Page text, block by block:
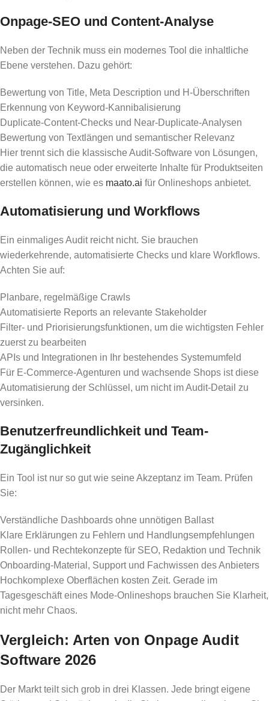
Onpage-SEO und Content-Analyse
Neben der Technik muss ein modernes Tool die inhaltliche
Ebene verstehen. Dazu gehört:
Bewertung von Title, Meta Description und H-Überschriften
Erkennung von Keyword-Kannibalisierung
Duplicate-Content-Checks und Near-Duplicate-Analysen
Bewertung von Textlängen und semantischer Relevanz
Hier trennt sich die klassische Audit-Software von Lösungen,
die automatisch neue oder erweiterte Inhalte für Produktseiten
erstellen können, wie es maato.ai für Onlineshops anbietet.
Automatisierung und Workflows
Ein einmaliges Audit reicht nicht. Sie brauchen
wiederkehrende, automatisierte Checks und klare Workflows.
Achten Sie auf:
Planbare, regelmäßige Crawls
Automatisierte Reports an relevante Stakeholder
Filter- und Priorisierungsfunktionen, um die wichtigsten Fehler
zuerst zu bearbeiten
APIs und Integrationen in Ihr bestehendes Systemumfeld
Für E-Commerce-Agenturen und wachsende Shops ist diese
Automatisierung der Schlüssel, um nicht im Audit-Detail zu
versinken.
Benutzerfreundlichkeit und Team-
Zugänglichkeit
Ein Tool ist nur so gut wie seine Akzeptanz im Team. Prüfen
Sie:
Verständliche Dashboards ohne unnötigen Ballast
Klare Erklärungen zu Fehlern und Handlungsempfehlungen
Rollen- und Rechtekonzepte für SEO, Redaktion und Technik
Onboarding-Material, Support und Fachwissen des Anbieters
Hochkomplexe Oberflächen kosten Zeit. Gerade im
Tagesgeschäft eines Mode-Onlineshops brauchen Sie Klarheit,
nicht mehr Chaos.
Vergleich: Arten von Onpage Audit
Software 2026
Der Markt teilt sich grob in drei Klassen. Jede bringt eigene